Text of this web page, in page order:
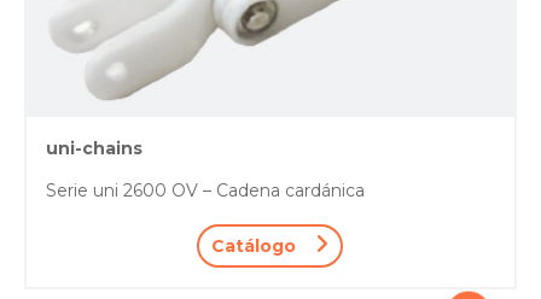
uni-chains
Serie uni 2600 OV – Cadena cardánica
Catálogo